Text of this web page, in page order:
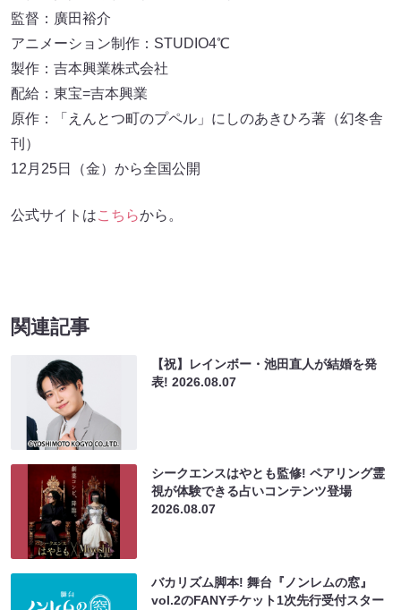
監督：廣田裕介
アニメーション制作：STUDIO4℃
製作：吉本興業株式会社
配給：東宝=吉本興業
原作：「えんとつ町のプペル」にしのあきひろ著（幻冬舎
刊）
12月25日（金）から全国公開
公式サイトはこちらから。
関連記事
【祝】レインボー・池田直人が結婚を発
表!2026.08.07
シークエンスはやとも監修! ペアリング霊
視が体験できる占いコンテンツ登場
2026.08.07
バカリズム脚本! 舞台『ノンレムの窓』
vol.2のFANYチケット1次先行受付スター